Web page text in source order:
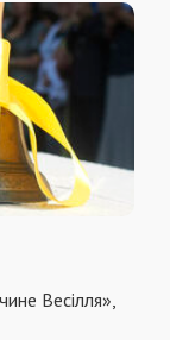
Весілля»,